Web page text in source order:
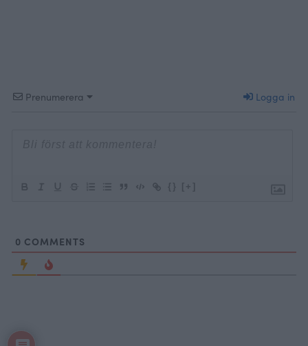
Prenumerera Logga in
{} [+]
0 COMMENTS